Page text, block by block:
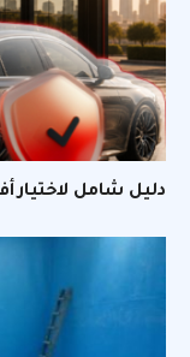
دليل شامل لاختيار